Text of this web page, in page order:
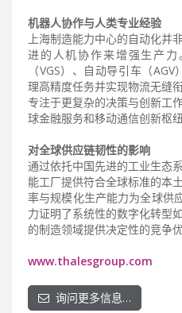
机器人协作与人类专业经验
上海制造能力中心的自动化并
进的人机协作来增强生产
（VGS）、自动导引车（
理高精度任务并实现物流无缝
专注于更复杂的决策与创新工
球金融服务和移动通信创新枢纽
对全球供应链韧性的影响
通过依托中国先进的工业生态
能工厂提供符合全球标准的本
率与规模化生产能力为全球供
力证明了系统性的数字化转型
的制造领域提供决定性的竞争优
www.thalesgroup.com
询问更多信息…